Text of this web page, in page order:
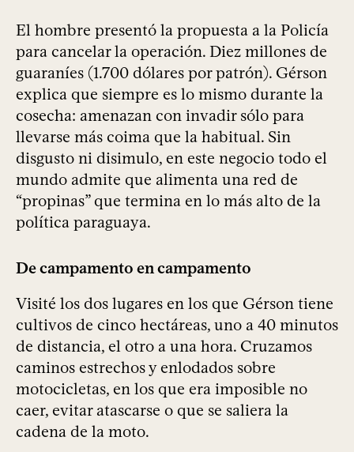
El hombre presentó la propuesta a la Policía
para cancelar la operación. Diez millones de
guaraníes (1.700 dólares por patrón). Gérson
explica que siempre es lo mismo durante la
cosecha: amenazan con invadir sólo para
llevarse más coima que la habitual. Sin
disgusto ni disimulo, en este negocio todo el
mundo admite que alimenta una red de
“propinas” que termina en lo más alto de la
política paraguaya.
De campamento en campamento
Visité los dos lugares en los que Gérson tiene
cultivos de cinco hectáreas, uno a 40 minutos
de distancia, el otro a una hora. Cruzamos
caminos estrechos y enlodados sobre
motocicletas, en los que era imposible no
caer, evitar atascarse o que se saliera la
cadena de la moto.